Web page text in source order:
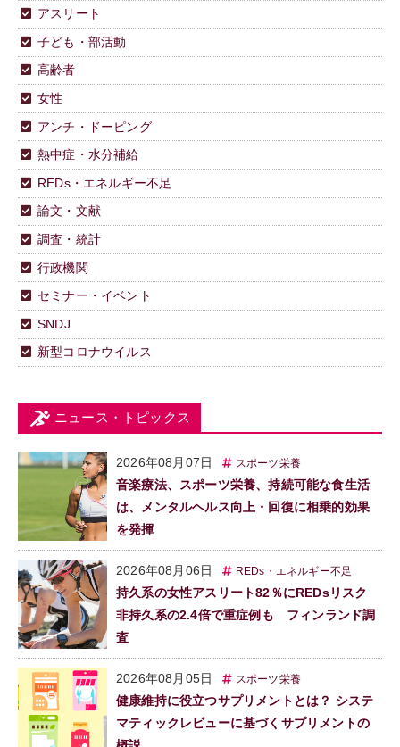
アスリート
子ども・部活動
高齢者
女性
アンチ・ドーピング
熱中症・水分補給
REDs・エネルギー不足
論文・文献
調査・統計
行政機関
セミナー・イベント
SNDJ
新型コロナウイルス
ニュース・トピックス
2026年08月07日 スポーツ栄養
音楽療法、スポーツ栄養、持続可能な食生活
は、メンタルヘルス向上・回復に相乗的効果
を発揮
2026年08月06日 REDs・エネルギー不足
持久系の女性アスリート82％にREDsリスク
非持久系の2.4倍で重症例も フィンランド調
査
2026年08月05日 スポーツ栄養
健康維持に役立つサプリメントとは？ システ
マティックレビューに基づくサプリメントの